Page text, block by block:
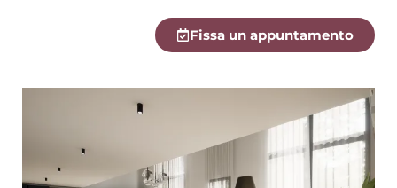
Fissa un appuntamento